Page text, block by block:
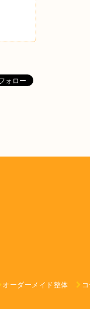
オーダーメイド整体